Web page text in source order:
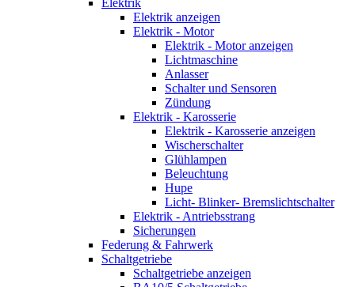
Elektrik anzeigen
Elektrik - Motor
Elektrik - Motor anzeigen
Lichtmaschine
Anlasser
Schalter und Sensoren
Zündung
Elektrik - Karosserie
Elektrik - Karosserie anzeigen
Wischerschalter
Glühlampen
Beleuchtung
Hupe
Licht- Blinker- Bremslichtschalter
Elektrik - Antriebsstrang
Sicherungen
Federung & Fahrwerk
Schaltgetriebe
Schaltgetriebe anzeigen